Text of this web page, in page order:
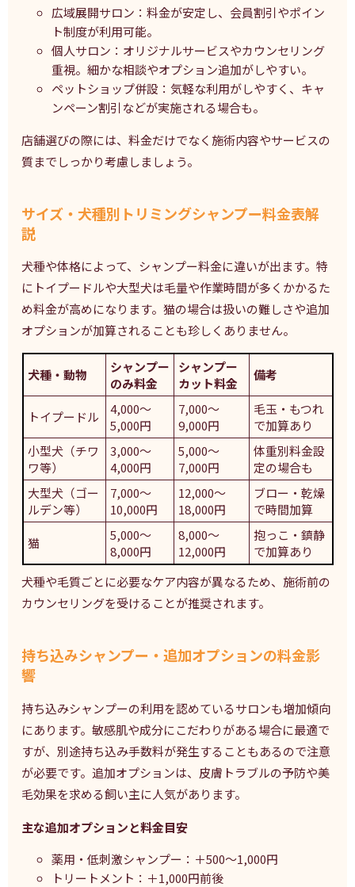
広域展開サロン：料金が安定し、会員割引やポイン
ト制度が利用可能。
個人サロン：オリジナルサービスやカウンセリング
重視。細かな相談やオプション追加がしやすい。
ペットショップ併設：気軽な利用がしやすく、キャ
ンペーン割引などが実施される場合も。
店舗選びの際には、料金だけでなく施術内容やサービスの
質までしっかり考慮しましょう。
サイズ・犬種別トリミングシャンプー料金表解
説
犬種や体格によって、シャンプー料金に違いが出ます。特
にトイプードルや大型犬は毛量や作業時間が多くかかるた
め料金が高めになります。猫の場合は扱いの難しさや追加
オプションが加算されることも珍しくありません。
犬種・動物
シャンプー
のみ料金
シャンプー
カット料金
備考
トイプードル
4,000〜
5,000円
7,000〜
9,000円
毛玉・もつれ
で加算あり
小型犬（チワ
ワ等）
3,000〜
4,000円
5,000〜
7,000円
体重別料金設
定の場合も
大型犬（ゴー
ルデン等）
7,000〜
10,000円
12,000〜
18,000円
ブロー・乾燥
で時間加算
猫
5,000〜
8,000円
8,000〜
12,000円
抱っこ・鎮静
で加算あり
犬種や毛質ごとに必要なケア内容が異なるため、施術前の
カウンセリングを受けることが推奨されます。
持ち込みシャンプー・追加オプションの料金影
響
持ち込みシャンプーの利用を認めているサロンも増加傾向
にあります。敏感肌や成分にこだわりがある場合に最適で
すが、別途持ち込み手数料が発生することもあるので注意
が必要です。追加オプションは、皮膚トラブルの予防や美
毛効果を求める飼い主に人気があります。
主な追加オプションと料金目安
薬用・低刺激シャンプー：＋500〜1,000円
トリートメント：＋1,000円前後